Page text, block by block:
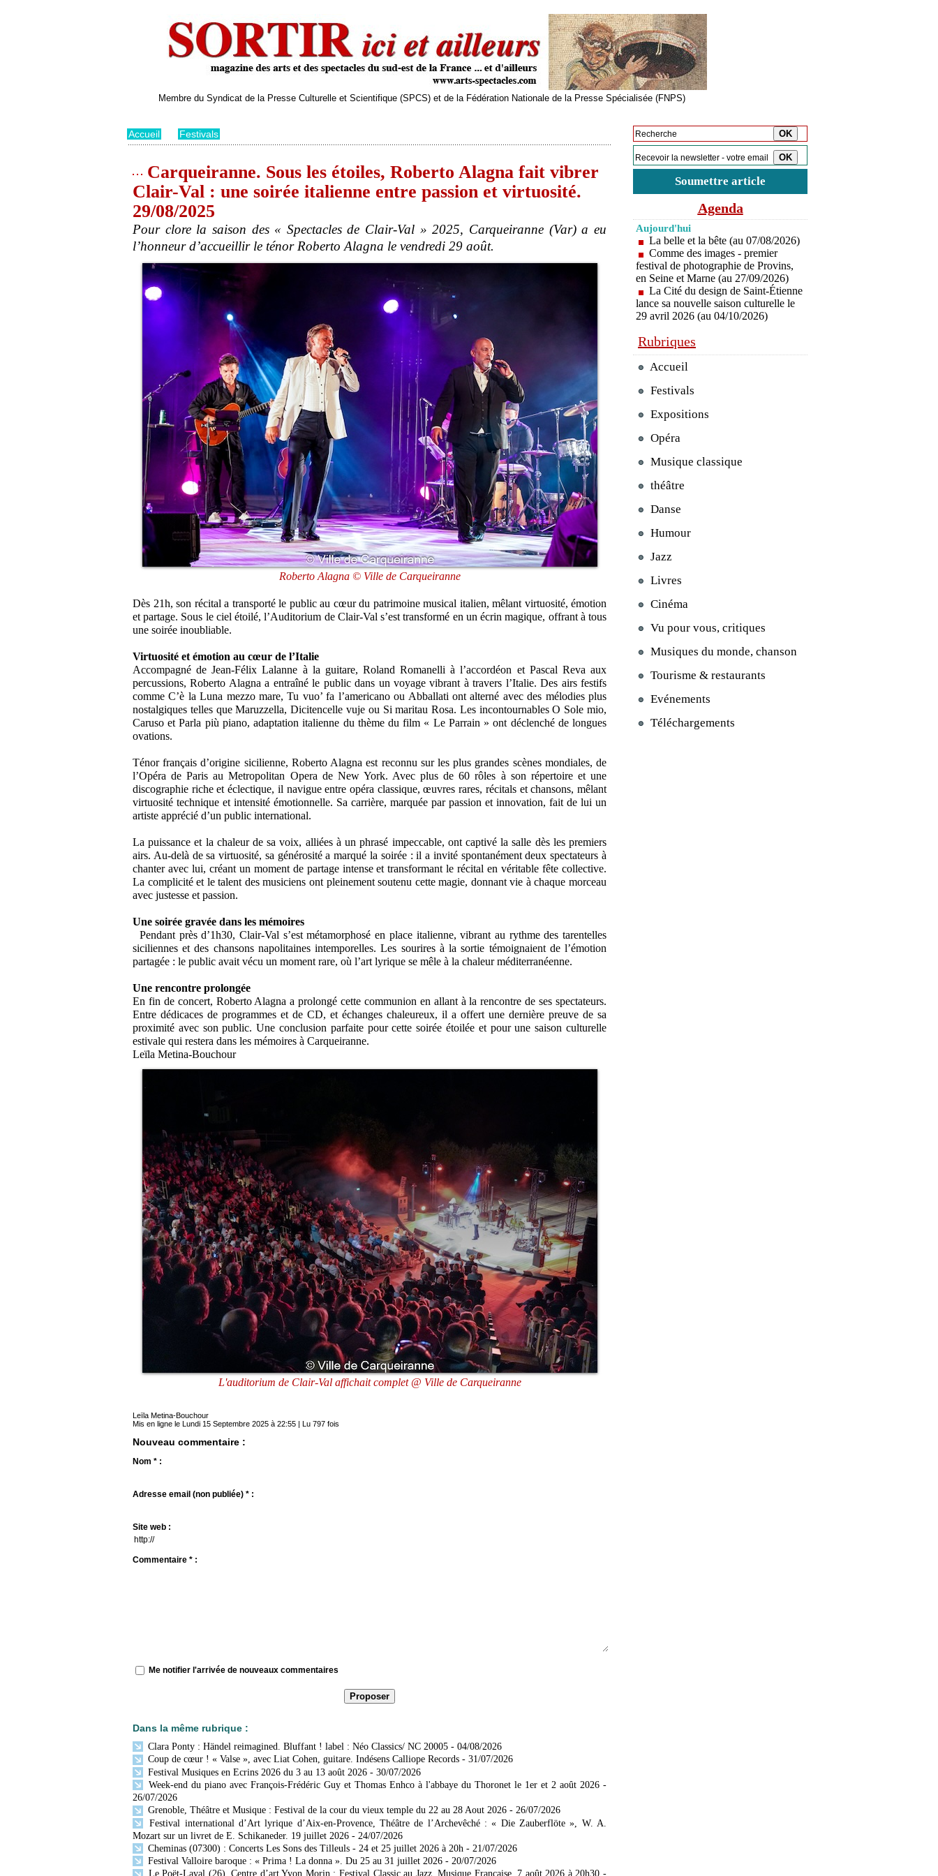
Membre du Syndicat de la Presse Culturelle et Scientifique (SPCS) et de la Fédération Nationale de la Presse Spécialisée (FNPS)
Accueil Festivals
Carqueiranne. Sous les étoiles, Roberto Alagna fait vibrer
Clair-Val : une soirée italienne entre passion et virtuosité.
29/08/2025
Pour clore la saison des « Spectacles de Clair-Val » 2025, Carqueiranne (Var) a eu
l’honneur d’accueillir le ténor Roberto Alagna le vendredi 29 août.
Roberto Alagna © Ville de Carqueiranne
Dès 21h, son récital a transporté le public au cœur du patrimoine musical italien, mêlant virtuosité, émotion
et partage. Sous le ciel étoilé, l’Auditorium de Clair-Val s’est transformé en un écrin magique, offrant à tous
une soirée inoubliable.
Virtuosité et émotion au cœur de l’Italie
Accompagné de Jean-Félix Lalanne à la guitare, Roland Romanelli à l’accordéon et Pascal Reva aux
percussions, Roberto Alagna a entraîné le public dans un voyage vibrant à travers l’Italie. Des airs festifs
comme C’è la Luna mezzo mare, Tu vuo’ fa l’americano ou Abballati ont alterné avec des mélodies plus
nostalgiques telles que Maruzzella, Dicitencelle vuje ou Si maritau Rosa. Les incontournables O Sole mio,
Caruso et Parla più piano, adaptation italienne du thème du film « Le Parrain » ont déclenché de longues
ovations.
Ténor français d’origine sicilienne, Roberto Alagna est reconnu sur les plus grandes scènes mondiales, de
l’Opéra de Paris au Metropolitan Opera de New York. Avec plus de 60 rôles à son répertoire et une
discographie riche et éclectique, il navigue entre opéra classique, œuvres rares, récitals et chansons, mêlant
virtuosité technique et intensité émotionnelle. Sa carrière, marquée par passion et innovation, fait de lui un
artiste apprécié d’un public international.
La puissance et la chaleur de sa voix, alliées à un phrasé impeccable, ont captivé la salle dès les premiers
airs. Au-delà de sa virtuosité, sa générosité a marqué la soirée : il a invité spontanément deux spectateurs à
chanter avec lui, créant un moment de partage intense et transformant le récital en véritable fête collective.
La complicité et le talent des musiciens ont pleinement soutenu cette magie, donnant vie à chaque morceau
avec justesse et passion.
Une soirée gravée dans les mémoires
Pendant près d’1h30, Clair-Val s’est métamorphosé en place italienne, vibrant au rythme des tarentelles
siciliennes et des chansons napolitaines intemporelles. Les sourires à la sortie témoignaient de l’émotion
partagée : le public avait vécu un moment rare, où l’art lyrique se mêle à la chaleur méditerranéenne.
Une rencontre prolongée
En fin de concert, Roberto Alagna a prolongé cette communion en allant à la rencontre de ses spectateurs.
Entre dédicaces de programmes et de CD, et échanges chaleureux, il a offert une dernière preuve de sa
proximité avec son public. Une conclusion parfaite pour cette soirée étoilée et pour une saison culturelle
estivale qui restera dans les mémoires à Carqueiranne.
Leïla Metina-Bouchour
L'auditorium de Clair-Val affichait complet @ Ville de Carqueiranne
Leïla Metina-Bouchour
Mis en ligne le Lundi 15 Septembre 2025 à 22:55 | Lu 797 fois
Nouveau commentaire :
Nom * :
Adresse email (non publiée) * :
Site web :
Commentaire * :
Me notifier l'arrivée de nouveaux commentaires
Dans la même rubrique :
Clara Ponty : Händel reimagined. Bluffant ! label : Néo Classics/ NC 20005 - 04/08/2026
Coup de cœur ! « Valse », avec Liat Cohen, guitare. Indésens Calliope Records - 31/07/2026
Festival Musiques en Ecrins 2026 du 3 au 13 août 2026 - 30/07/2026
Week-end du piano avec François-Frédéric Guy et Thomas Enhco à l'abbaye du Thoronet le 1er et 2 août 2026 -
26/07/2026
Grenoble, Théâtre et Musique : Festival de la cour du vieux temple du 22 au 28 Aout 2026 - 26/07/2026
Festival international d’Art lyrique d’Aix-en-Provence, Théâtre de l’Archevêché : « Die Zauberflöte », W. A.
Mozart sur un livret de E. Schikaneder. 19 juillet 2026 - 24/07/2026
Cheminas (07300) : Concerts Les Sons des Tilleuls - 24 et 25 juillet 2026 à 20h - 21/07/2026
Festival Valloire baroque : « Prima ! La donna ». Du 25 au 31 juillet 2026 - 20/07/2026
Le Poët-Laval (26), Centre d’art Yvon Morin : Festival Classic au Jazz, Musique Française. 7 août 2026 à 20h30 -
Soumettre article
Agenda
Aujourd'hui
La belle et la bête (au 07/08/2026)
Comme des images - premier
festival de photographie de Provins,
en Seine et Marne (au 27/09/2026)
La Cité du design de Saint-Étienne
lance sa nouvelle saison culturelle le
29 avril 2026 (au 04/10/2026)
Rubriques
Accueil
Festivals
Expositions
Opéra
Musique classique
théâtre
Danse
Humour
Jazz
Livres
Cinéma
Vu pour vous, critiques
Musiques du monde, chanson
Tourisme & restaurants
Evénements
Téléchargements